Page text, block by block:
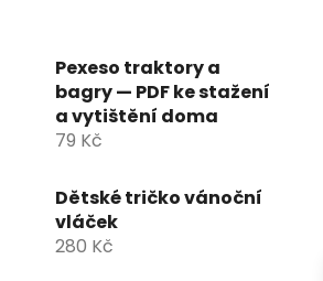
Pexeso traktory a
bagry — PDF ke stažení
a vytištění doma
79 Kč
Dětské tričko vánoční
vláček
280 Kč